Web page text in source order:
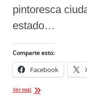
pintoresca
estado…
Comparte esto:
Facebook
Ver másLa